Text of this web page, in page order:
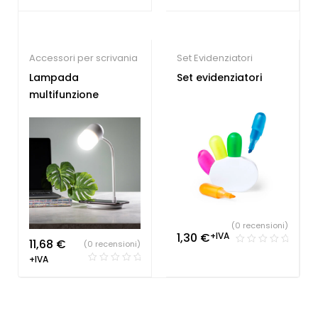
Accessori per scrivania
Lampada
multifunzione
11,68 €
+IVA
(0 recensioni)
Set Evidenziatori
Set evidenziatori
1,30 €+IVA
(0 recensioni)